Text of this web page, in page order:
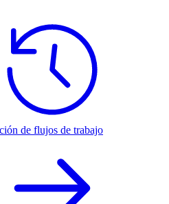
de flujos de trabajo